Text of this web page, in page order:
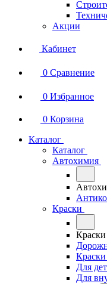
Акции
Кабинет
0 Сравнение
0 Избранное
0 Корзина
Каталог
Каталог
Автохимия
Краски
Краски
Для
Для